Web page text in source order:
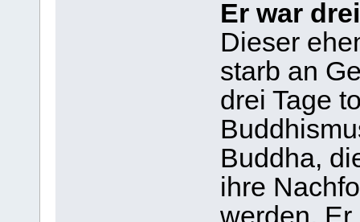
Er war
Dieser
starb an
drei Tage
Buddha,
ihre